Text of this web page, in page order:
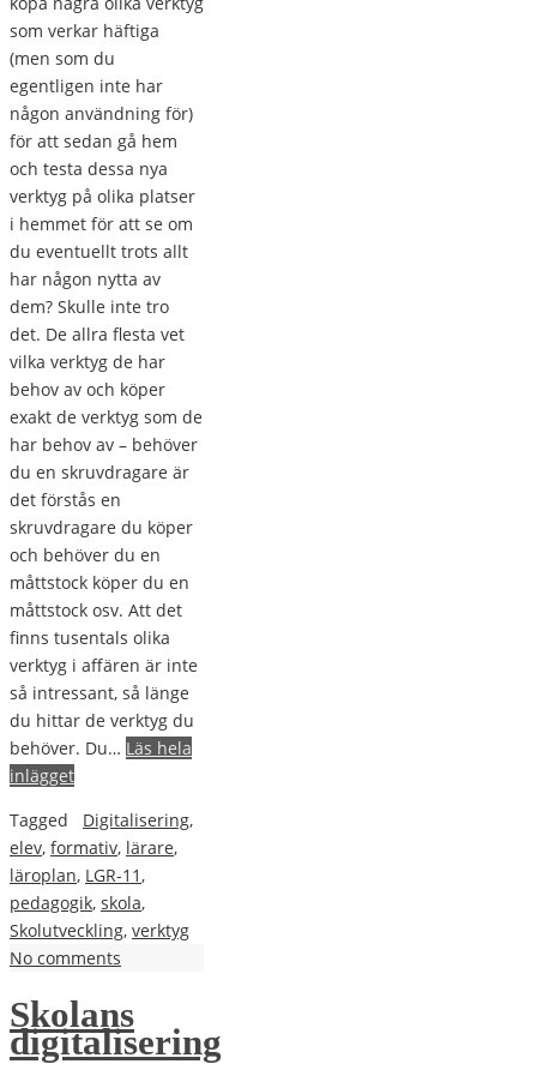
som verkar häftiga
(men som du
egentligen inte har
någon användning för)
för att sedan gå hem
och testa dessa nya
verktyg på olika platser
i hemmet för att se om
du eventuellt trots allt
har någon nytta av
dem? Skulle inte tro
det. De allra flesta vet
vilka verktyg de har
behov av och köper
exakt de verktyg som de
har behov av – behöver
du en skruvdragare är
det förstås en
skruvdragare du köper
och behöver du en
måttstock köper du en
måttstock osv. Att det
finns tusentals olika
verktyg i affären är inte
så intressant, så länge
du hittar de verktyg du
behöver. Du… Läs hela
inlägget
Tagged
Digitalisering,
elev, formativ, lärare,
läroplan, LGR-11,
pedagogik, skola,
Skolutveckling, verktyg
No comments
Skolans
digitalisering